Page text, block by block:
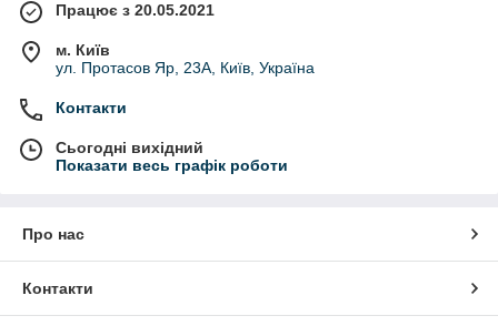
Працює з 20.05.2021
м. Київ
ул. Протасов Яр, 23А, Київ, Україна
Контакти
Сьогодні вихідний
Показати весь графік роботи
Про нас
Контакти